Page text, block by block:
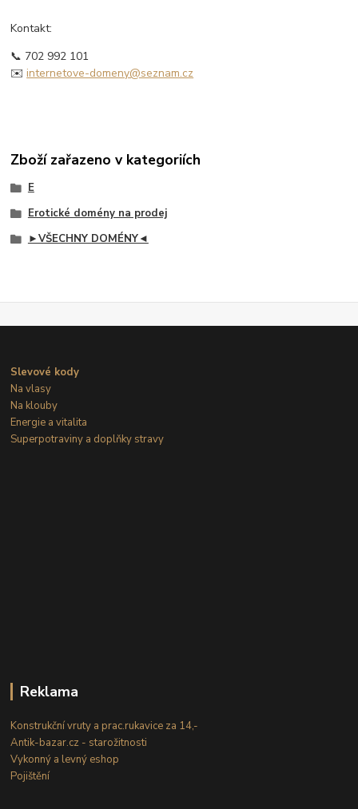
Kontakt:
📞 702 992 101
✉️internetove-domeny@seznam.cz
Zboží zařazeno v kategoriích
E
Erotické domény na prodej
►VŠECHNY DOMÉNY◄
Slevové kody
Na vlasy
Na klouby
Energie a vitalita
Superpotraviny a doplňky stravy
Reklama
Konstrukční vruty a prac.rukavice za 14,-
Antik-bazar.cz - starožitnosti
Vykonný a levný eshop
Pojištění